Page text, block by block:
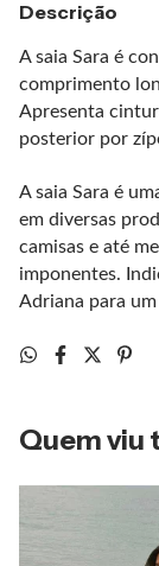
Descrição
A saia Sara é
comprimento
Apresenta
posterior por
A saia Sara é
em diversas
camisas e até
imponentes.
Adriana para
Quem viu